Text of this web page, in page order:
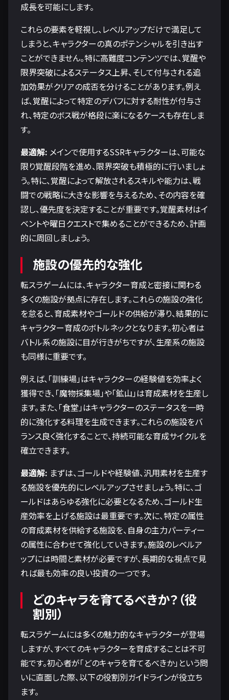
成長を可能にします。
これらの要素を軽視し、レベルアップだけで満足して
しまうと、キャラクターの真のポテンシャルを引き出す
ことができません。特に高難度コンテンツでは、覚醒や
限界突破によるステータス上昇、そして付与される追
加効果がクリアの成否を分けることがあります。例え
ば、覚醒によって特定のデバフに対する耐性が付与さ
れ、特定のボス戦が格段に楽になるケースも存在しま
す。
最適解: メインで使用するSSRキャラクターは、可能な
限り覚醒段階を進め、限界突破も積極的に行いましょ
う。特に、覚醒によって解放されるスキルや能力は、戦
闘での戦略に大きな影響を与えるため、その内容を確
認し、優先度を決定することが重要です。覚醒素材はイ
ベントや曜日クエストで集めることができるため、計画
的に周回しましょう。
施設の優先的な強化
転スラゲームには、キャラクター育成と密接に関わる
多くの施設が拠点に存在します。これらの施設の強化
を怠ると、育成素材やゴールドの供給が滞り、結果的に
キャラクター育成のボトルネックとなります。初心者は
バトル系の施設に目が行きがちですが、生産系の施設
も同様に重要です。
例えば、「訓練場」はキャラクターの経験値を効率よく
獲得でき、「魔物採集場」や「鉱山」は育成素材を生産し
ます。また、「食堂」はキャラクターのステータスを一時
的に強化する料理を生成できます。これらの施設をバ
ランス良く強化することで、持続可能な育成サイクルを
確立できます。
最適解: まずは、ゴールドや経験値、汎用素材を生産す
る施設を優先的にレベルアップさせましょう。特に、ゴ
ールドはあらゆる強化に必要となるため、ゴールド生
産効率を上げる施設は最重要です。次に、特定の属性
の育成素材を供給する施設を、自身の主力パーティー
の属性に合わせて強化していきます。施設のレベルア
ップには時間と素材が必要ですが、長期的な視点で見
れば最も効率の良い投資の一つです。
どのキャラを育てるべきか？（役
割別）
転スラゲームには多くの魅力的なキャラクターが登場
しますが、すべてのキャラクターを育成することは不可
能です。初心者が「どのキャラを育てるべきか」という問
いに直面した際、以下の役割別ガイドラインが役立ち
ます。